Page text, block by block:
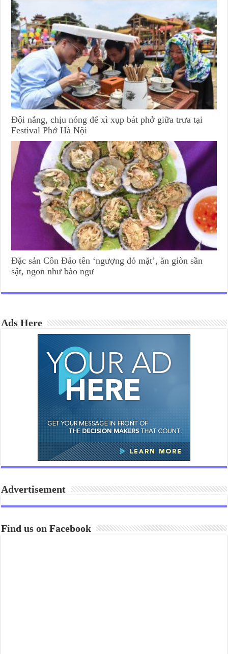
Đội nắng, chịu nóng để xì xụp bát phở giữa trưa tại
Festival Phở Hà Nội
Đặc sản Côn Đảo tên ‘ngượng đỏ mặt’, ăn giòn sần
sật, ngon như bào ngư
Ads Here
Advertisement
Find us on Facebook